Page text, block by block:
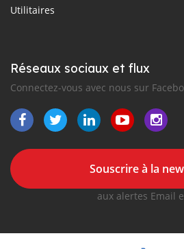
Utilitaires
Réseaux sociaux et flux
Connectez-vous avec nous sur
Souscrire à la
aux alertes Email